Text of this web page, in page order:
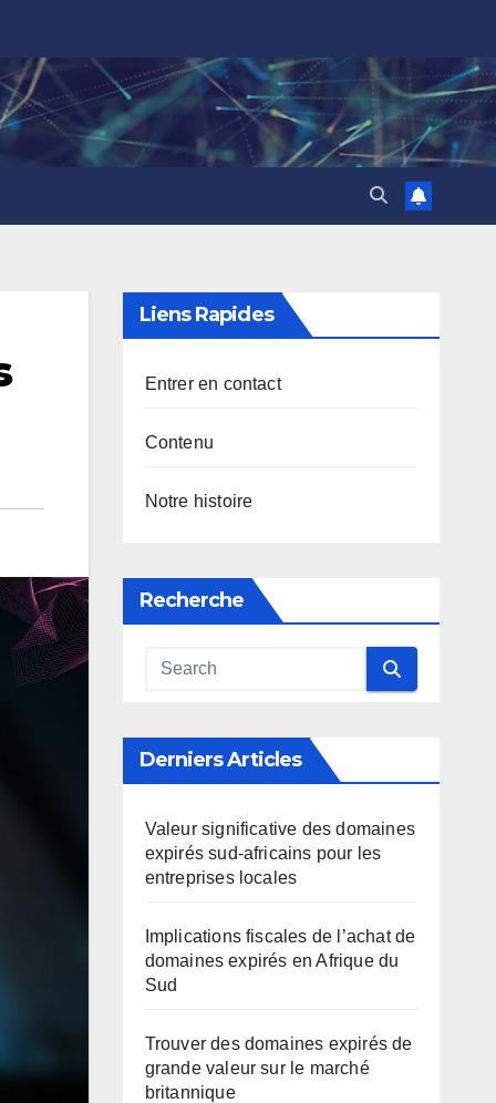
Liens Rapides
Entrer en contact
Contenu
Notre histoire
Recherche
Derniers Articles
Valeur significative des domaines
expirés sud-africains pour les
entreprises locales
Implications fiscales de l’achat de
domaines expirés en Afrique du
Sud
Trouver des domaines expirés de
grande valeur sur le marché
britannique